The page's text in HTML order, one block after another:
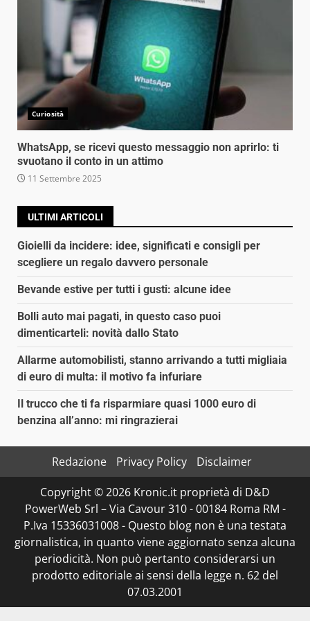
Curiosità
WhatsApp, se ricevi questo messaggio non aprirlo: ti
svuotano il conto in un attimo
11 Settembre 2025
ULTIMI ARTICOLI
Gioielli da incidere: idee, significati e consigli per
scegliere un regalo davvero personale
Bevande estive per tutti i gusti: alcune idee
Bolli auto mai pagati, in questo caso puoi
dimenticarteli: novità dallo Stato
Allarme automobilisti, stanno arrivando a tutti migliaia
di euro di multa: il motivo fa infuriare
Il trucco che ti fa risparmiare quasi 1000 euro di
benzina all’anno: mi ringrazierai
Redazione Privacy Policy
Disclaimer
Copyright © 2026 Kronic.it proprietà di D&D
PowerWeb Srl – Via Cavour 310 - 00184 Roma RM -
P.Iva 15336031008 - Questo blog non è una testata
giornalistica, in quanto viene aggiornato senza alcuna
periodicità. Non può pertanto considerarsi un
prodotto editoriale ai sensi della legge n. 62 del
07.03.2001